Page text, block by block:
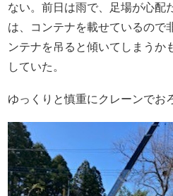
ない。前日は雨で、足場が心配
は、コンテナを載せているので
ンテナを吊ると傾いてしまうか
していた。
ゆっくりと慎重にクレーンでお